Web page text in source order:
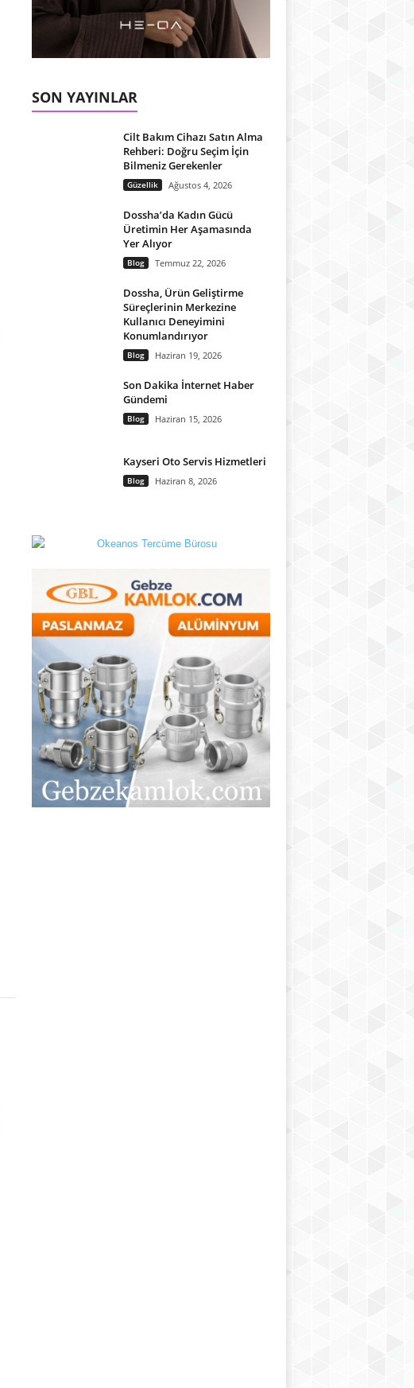
SON YAYINLAR
Cilt Bakım Cihazı Satın Alma
Rehberi: Doğru Seçim İçin
Bilmeniz Gerekenler
Güzellik Ağustos 4, 2026
Dossha’da Kadın Gücü
Üretimin Her Aşamasında
Yer Alıyor
Blog Temmuz 22, 2026
Dossha, Ürün Geliştirme
Süreçlerinin Merkezine
Kullanıcı Deneyimini
Konumlandırıyor
Blog Haziran 19, 2026
Son Dakika İnternet Haber
Gündemi
Blog Haziran 15, 2026
Kayseri Oto Servis Hizmetleri
Blog Haziran 8, 2026